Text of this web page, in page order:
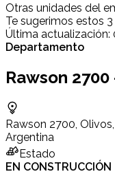
Otras unidades del
Te sugerimos estos
Última actualización:
Departamento
Rawson 2700
Rawson 2700,
Argentina
Estado
EN CONSTRUCCIÓN